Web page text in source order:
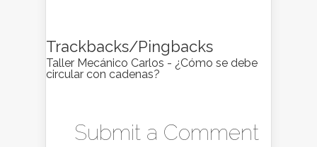
Trackbacks/Pingbacks
Taller Mecánico Carlos - ¿Cómo se debe
circular con cadenas?
Submit a Comment